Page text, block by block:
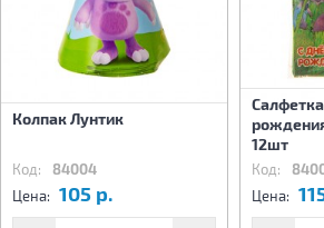
Колпак Лунтик
Код: 84004
Цена: 105 р.
12шт
Код:
Цена: